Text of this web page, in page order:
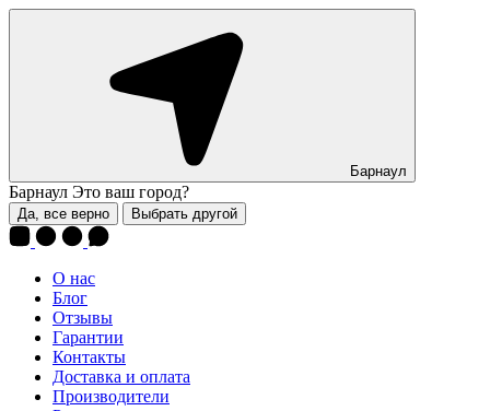
Барнаул
Барнаул Это ваш город?
Да, все верно Выбрать другой
О нас
Блог
Отзывы
Гарантии
Контакты
Доставка и оплата
Производители